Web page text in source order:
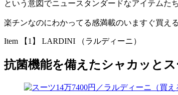
という意図でニュースタンダードなアイテムた
楽チンなのにわかってる感満載のいますぐ買え
Item 【1】 LARDINI （ラルディーニ）
抗菌機能を備えたシャカッと